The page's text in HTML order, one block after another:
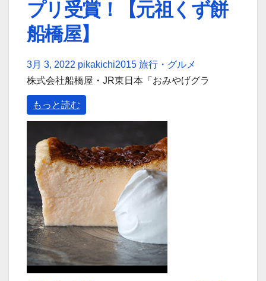
プリ受賞！【元祖くず餅
船橋屋】
3月 3, 2022 pikakichi2015 旅行・グルメ
株式会社船橋屋・JR東日本「おみやげグラ
もっと読む